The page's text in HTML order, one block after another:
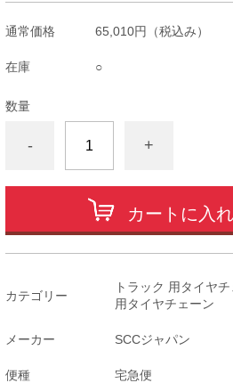
通常価格 65,010円 （税込み）
在庫 ○
数量
- +
カートに入
カテゴリー
トラック 用タイヤ
用タイヤチェーン
メーカー SCCジャパン
便種 宅急便